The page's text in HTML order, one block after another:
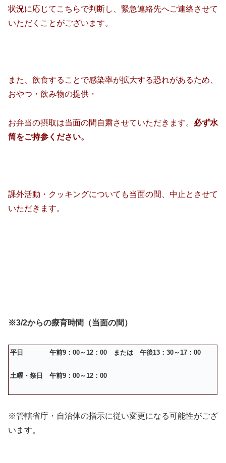
状況に応じてこちらで判断し、緊急連絡先へご連絡させて
いただくことがございます。
また、飲食することで感染率が拡大する恐れがあるため、
おやつ・飲み物の提供・
お弁当の摂取は当面の間自粛させていただきます。 必ず水
筒をご持参ください。
課外活動・クッキングについても当面の間、中止とさせて
いただきます。
※3/2からの療育時間（当面の間）
平日 午前9：00～12：00 または 午後13：30～17：00
土曜・祭日 午前9：00～12：00
※管轄省庁・自治体の指示に従い変更になる可能性がござ
います。